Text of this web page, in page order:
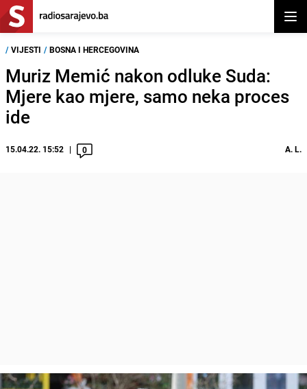
/ VIJESTI / BOSNA I HERCEGOVINA
Muriz Memić nakon odluke Suda:
Mjere kao mjere, samo neka proces
ide
15.04.22. 15:52 0 A. L.